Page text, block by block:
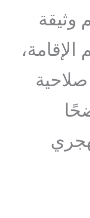
وثيقة
الإقامة،
صلاحية